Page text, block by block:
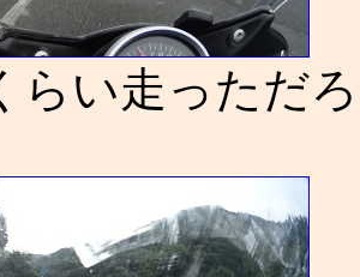
らい走っただ